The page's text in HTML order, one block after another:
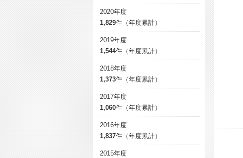
2020年度
1,829件（年度累計）
2019年度
1,544件（年度累計）
2018年度
1,373件（年度累計）
2017年度
1,060件（年度累計）
2016年度
1,837件（年度累計）
2015年度